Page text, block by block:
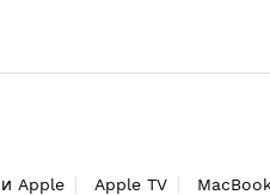
Apple Apple TV